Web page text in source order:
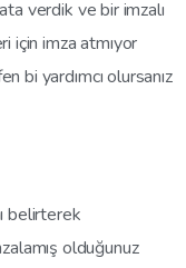
verdik ve bir imzalı
için imza atmıyor
bi yardımcı olursanız
belirterek
olduğunuz